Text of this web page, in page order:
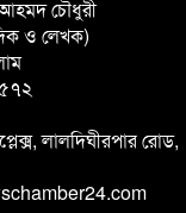
চৌধুরী
ও লেখক)
লালদিঘীরপার রোড,